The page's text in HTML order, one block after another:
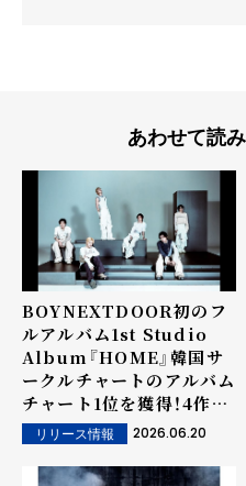
あわせて読
BOYNEXTDOOR初のフ
ルアルバム1st Studio
Album『HOME』韓国サ
ークルチャートのアルバム
チャート1位を獲得！4作連
続ミリオンセラーを達成！
日本でもアルバムチャート
を席巻
リリース情報 2026.06.20